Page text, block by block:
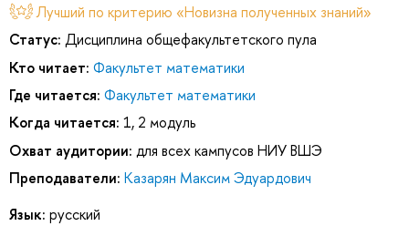
Лучший по критерию «Новизна полученных знаний»
Статус: Дисциплина общефакультетского пула
Кто читает: Факультет математики
Где читается: Факультет математики
Когда читается: 1, 2 модуль
Охват аудитории: для всех кампусов НИУ ВШЭ
Преподаватели: Казарян Максим Эдуардович
Язык: русский